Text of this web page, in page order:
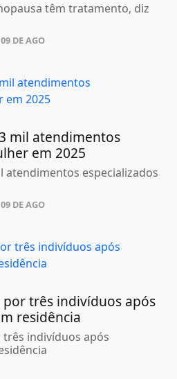
têm tratamento, diz
DE AGO
mil atendimentos
em 2025
atendimentos especializados
DE AGO
três indivíduos após
residência
indivíduos após